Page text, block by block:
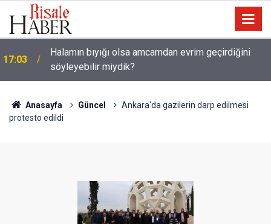
17:03
Halamın bıyığı olsa amcamdan evrim geçirdiğini
söyleyebilir miydik?
16:05
Güneş Tutulması 12 Ağustos'ta: Türkiye'den
görülecek mi?
Anasayfa Güncel
Ankara'da gazilerin darp edilmesi
protesto edildi